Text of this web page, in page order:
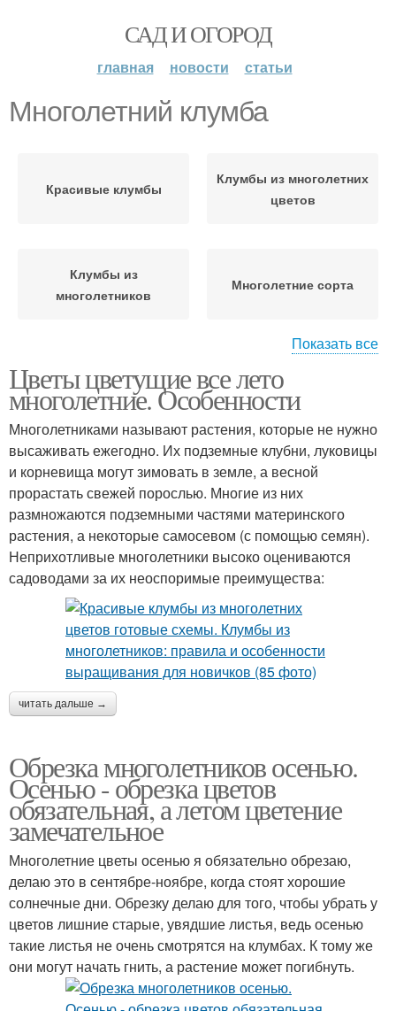
САД И ОГОРОД
главная новости статьи
Многолетний клумба
Красивые клумбы
Клумбы из многолетних
цветов
Клумбы из
многолетников
Многолетние сорта
Многолетние цветы Многолетний мак
Цвета для весенней
клумбы
Контейнерные клумбы
Клумба из
многолетников
Многолетние цвета
Показать все
Цветы цветущие все лето
многолетние. Особенности
Многолетниками называют растения, которые не нужно
высаживать ежегодно. Их подземные клубни, луковицы
и корневища могут зимовать в земле, а весной
прорастать свежей порослью. Многие из них
размножаются подземными частями материнского
растения, а некоторые самосевом (с помощью семян).
Неприхотливые многолетники высоко оцениваются
садоводами за их неоспоримые преимущества:
читать дальше →
Обрезка многолетников осенью.
Осенью - обрезка цветов
обязательная, а летом цветение
замечательное
Многолетние цветы осенью я обязательно обрезаю,
делаю это в сентябре-ноябре, когда стоят хорошие
солнечные дни. Обрезку делаю для того, чтобы убрать у
цветов лишние старые, увядшие листья, ведь осенью
такие листья не очень смотрятся на клумбах. К тому же
они могут начать гнить, а растение может погибнуть.